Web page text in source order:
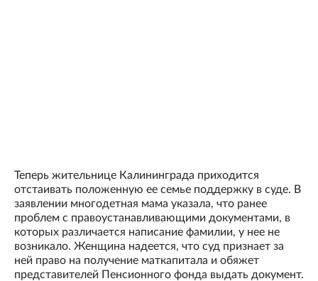
Теперь жительнице Калининграда приходится
отстаивать положенную ее семье поддержку в суде. В
заявлении многодетная мама указала, что ранее
проблем с правоустанавливающими документами, в
которых различается написание фамилии, у нее не
возникало. Женщина надеется, что суд признает за
ней право на получение маткапитала и обяжет
представителей Пенсионного фонда выдать документ.